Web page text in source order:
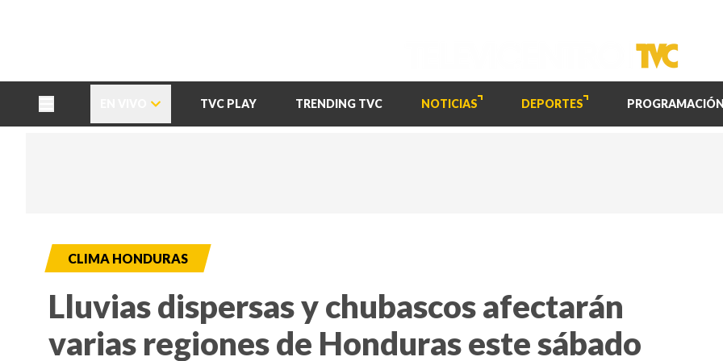
TVC PLAY TRENDING TVC NOTICIAS DEPORTES PROGRAMACIÓN
CLIMA HONDURAS
Lluvias dispersas y chubascos afectarán
varias regiones de Honduras este sábado